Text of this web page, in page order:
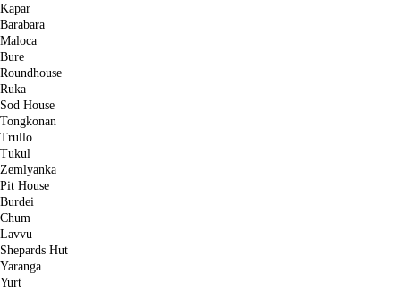
Kapar
Barabara
Maloca
Bure
Roundhouse
Ruka
Sod House
Tongkonan
Trullo
Tukul
Zemlyanka
Pit House
Burdei
Chum
Lavvu
Shepards Hut
Yaranga
Yurt